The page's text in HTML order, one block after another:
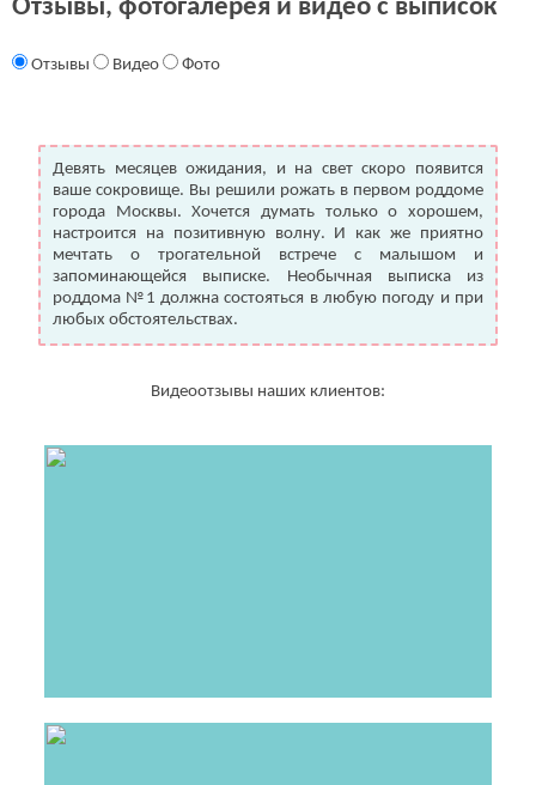
Отзывы, фотогалерея и видео с выписок
Отзывы Видео Фото
Девять месяцев ожидания, и на свет скоро появится
ваше сокровище. Вы решили рожать в первом роддоме
города Москвы. Хочется думать только о хорошем,
настроится на позитивную волну. И как же приятно
мечтать о трогательной встрече с малышом и
запоминающейся выписке. Необычная выписка из
роддома №1 должна состояться в любую погоду и при
любых обстоятельствах.
Видеоотзывы наших клиентов: